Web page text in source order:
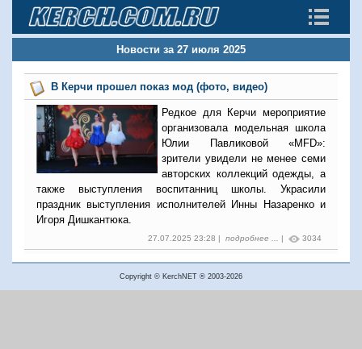
Новости за 27 июля 2025
В Керчи прошел показ мод (фото, видео)
Редкое для Керчи мероприятие
организовала модельная школа
Юлии Павликовой «MFD»:
зрители увидели не менее семи
авторских коллекций одежды, а
также выступления воспитанниц школы. Украсили
праздник выступления исполнителей Инны Назаренко и
Игоря Дишкантюка.
27.07.2025 23:28 | подробнее ... | 3034
Copyright © KerchNET ® 2003-2026